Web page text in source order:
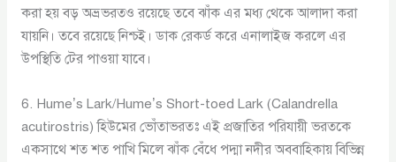
করা হয় বড় অভ্রভরতও রয়েছে তবে ঝাঁক এর মধ্য থেকে আলাদা করা
যায়নি। তবে রয়েছে নিশ্চই। ডাক রেকর্ড করে এনালাইজ করলে এর
উপস্থিতি টের পাওয়া যাবে।
6. Hume’s Lark/Hume’s Short-toed Lark (Calandrella
acutirostris) হিউমের ভোঁতাভরতঃ এই প্রজাতির পরিযায়ী ভরতকে
একসাথে শত শত পাখি মিলে ঝাঁক বেঁধে পদ্মা নদীর অববাহিকায় বিভিন্ন